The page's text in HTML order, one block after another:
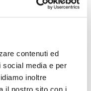
contenuti ed
social media e per
inoltre